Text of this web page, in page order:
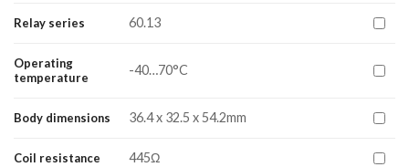
Relay series 60.13
Operating
temperature
-40…70°C
Body dimensions 36.4 x 32.5 x 54.2mm
Coil resistance 445Ω